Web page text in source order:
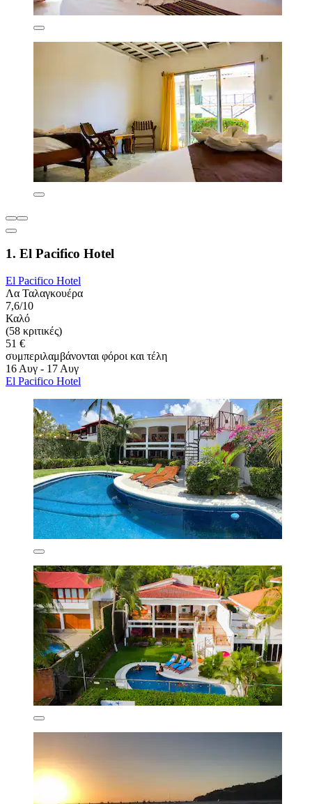
1. El Pacifico Hotel
El Pacifico Hotel
Λα Ταλαγκουέρα
7,6/10
Καλό
(58 κριτικές)
51 €
συμπεριλαμβάνονται φόροι και τέλη
16 Αυγ - 17 Αυγ
El Pacifico Hotel